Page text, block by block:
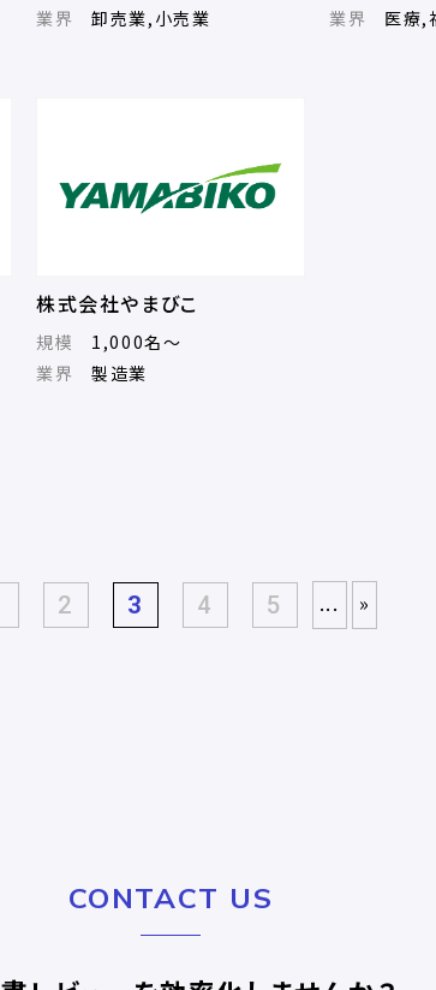
業界
卸売業,小売業
業界
医療,
株式会社やまびこ
規模
1,000名～
業界
製造業
2 3 4 5 ... »
CONTACT US